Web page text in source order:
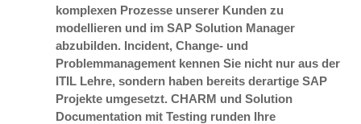
komplexen Prozesse unserer Kunden zu
modellieren und im SAP Solution Manager
abzubilden. Incident, Change- und
Problemmanagement kennen Sie nicht nur aus der
ITIL Lehre, sondern haben bereits derartige SAP
Projekte umgesetzt. CHARM und Solution
Documentation mit Testing runden Ihre